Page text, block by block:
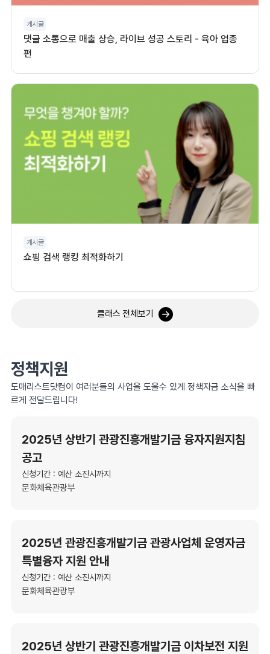
게시글
댓글 소통으로 매출 상승, 라이브 성공 스토리 - 육아 업종
편
게시글
쇼핑 검색 랭킹 최적화하기
클래스 전체보기
정책지원
도매리스트닷컴이 여러분들의 사업을 도울수 있게 정책자금 소식을 빠
르게 전달드립니다!
2025년 상반기 관광진흥개발기금 융자지원지침
공고
신청기간 : 예산 소진시까지
문화체육관광부
2025년 관광진흥개발기금 관광사업체 운영자금
특별융자 지원 안내
신청기간 : 예산 소진시까지
문화체육관광부
2025년 상반기 관광진흥개발기금 이차보전 지원